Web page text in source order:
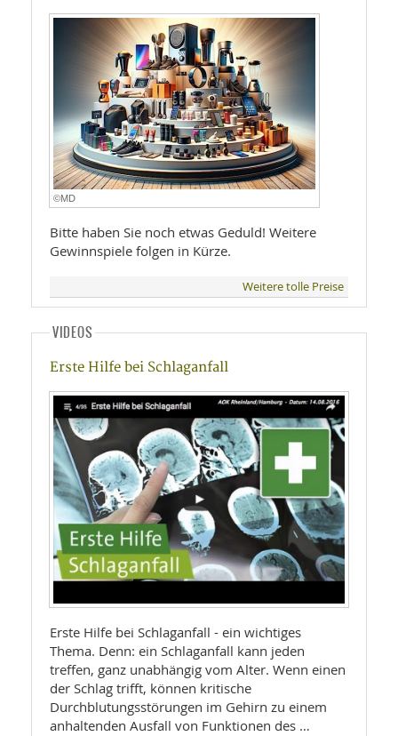
©MD
Bitte haben Sie noch etwas Geduld! Weitere
Gewinnspiele folgen in Kürze.
Weitere tolle Preise
VIDEOS
Erste Hilfe bei Schlaganfall
Erste Hilfe bei Schlaganfall - ein wichtiges
Thema. Denn: ein Schlaganfall kann jeden
treffen, ganz unabhängig vom Alter. Wenn einen
der Schlag trifft, können kritische
Durchblutungsstörungen im Gehirn zu einem
anhaltenden Ausfall von Funktionen des …